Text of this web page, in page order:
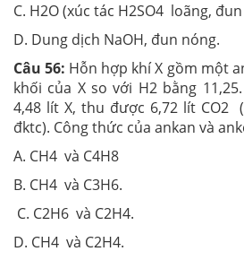
C. H2O (xúc tác H2SO4 loãng,
D. Dung dịch NaOH, đun nóng.
Câu 56: Hỗn hợp khí X gồm một
khối của X so với H2 bằng
4,48 lít X, thu được 6,72 lít CO2
đktc). Công thức của ankan và
A. CH4 và C4H8
B. CH4 và C3H6.
C. C2H6 và C2H4.
D. CH4 và C2H4.